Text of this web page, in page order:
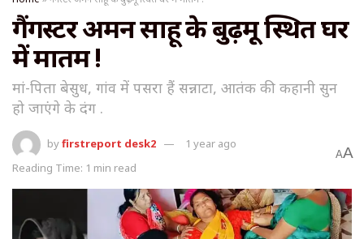
गैंगस्टर अमन साहू के बुढ़मू स्थित घर
में मातम !
मां-पिता बेसुध, गांव में पसरा हैं सन्नाटा, आतंक की कहानी सुन
हो जाएंगे के दंग .
byfirstreport desk2
1 year ago
Reading Time: 1 min read
AA